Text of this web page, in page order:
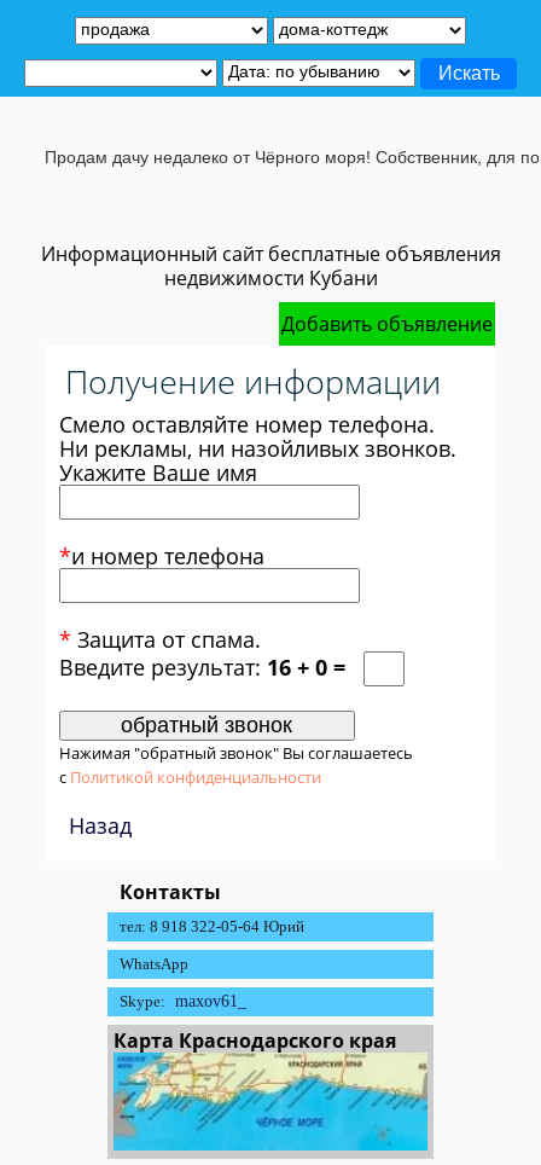
Информационный сайт бесплатные объявления
недвижимости Кубани
Добавить объявление
Получение информации
Смело оставляйте номер телефона.
Ни рекламы, ни назойливых звонков.
Укажите Ваше имя
*и номер телефона
* Защита от спама.
Введите результат: 16 + 0 =
Нажимая "обратный звонок" Вы соглашаетесь
с Политикой конфиденциальности
Назад
Контакты
тел: 8 918 322-05-64 Юрий
WhatsApp
Skype: maxov61_
Карта Краснодарского края
Продам дачу недалеко от Чёрного моря! Собственник, для